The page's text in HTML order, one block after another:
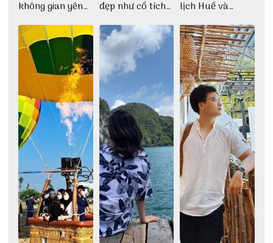
không gian yên
bình tại Hòn Sơn
đẹp như cổ tích
Thu Hà
lịch Huế và
check-in đúng
những góc chụp
đẹp